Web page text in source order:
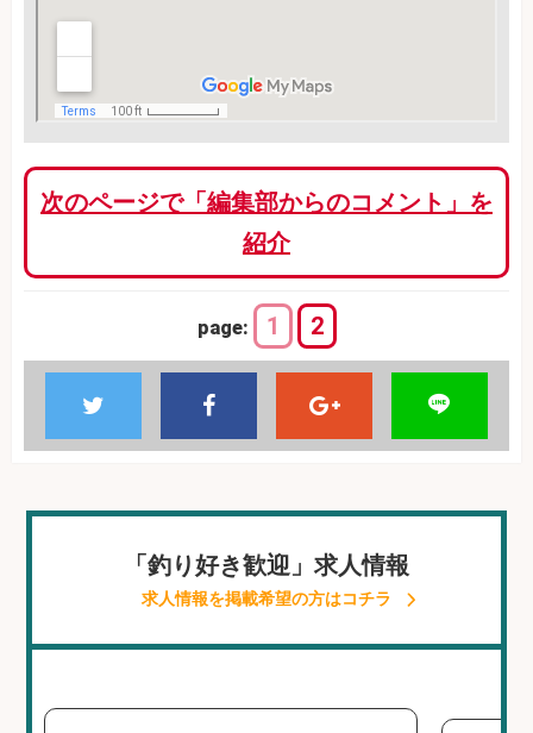
次のページで「編集部からのコメント」を
紹介
page: 1 2
「釣り好き歓迎」求人情報
求人情報を掲載希望の方はコチラ